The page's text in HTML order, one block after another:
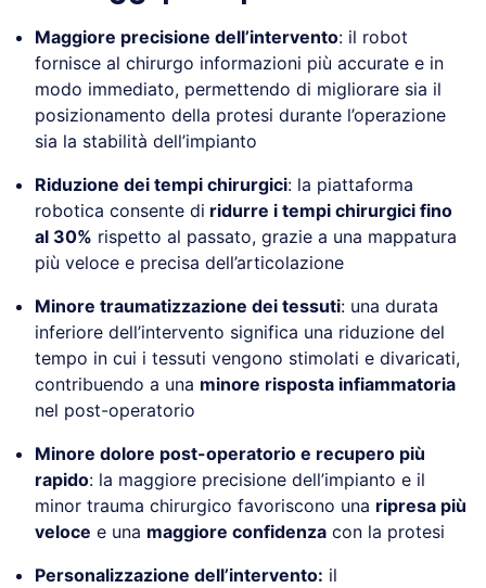
Maggiore precisione dell’intervento: il robot
fornisce al chirurgo informazioni più accurate e in
modo immediato, permettendo di migliorare sia il
posizionamento della protesi durante l’operazione
sia la stabilità dell’impianto
Riduzione dei tempi chirurgici: la piattaforma
robotica consente di ridurre i tempi chirurgici fino
al 30% rispetto al passato, grazie a una mappatura
più veloce e precisa dell’articolazione
Minore traumatizzazione dei tessuti: una durata
inferiore dell’intervento significa una riduzione del
tempo in cui i tessuti vengono stimolati e divaricati,
contribuendo a una minore risposta infiammatoria
nel post-operatorio
Minore dolore post-operatorio e recupero più
rapido: la maggiore precisione dell’impianto e il
minor trauma chirurgico favoriscono una ripresa più
veloce e una maggiore confidenza con la protesi
Personalizzazione dell’intervento: il